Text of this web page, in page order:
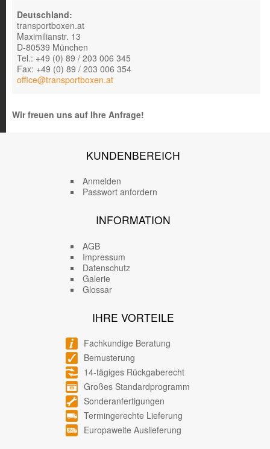
Deutschland:
transportboxen.at
Maximilianstr. 13
D-80539 München
Tel.: +49 (0) 89 / 203 006 345
Fax: +49 (0) 89 / 203 006 354
office@transportboxen.at
Wir freuen uns auf Ihre Anfrage!
KUNDENBEREICH
Anmelden
Passwort anfordern
INFORMATION
AGB
Impressum
Datenschutz
Galerie
Glossar
IHRE VORTEILE
Fachkundige Beratung
Bemusterung
14-tägiges Rückgaberecht
Großes Standardprogramm
Sonderanfertigungen
Termingerechte Lieferung
Europaweite Auslieferung